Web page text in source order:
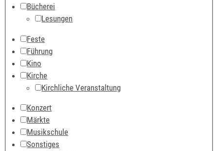
Bücherei
Lesungen
Feste
Führung
Kino
Kirche
Kirchliche Veranstaltung
Konzert
Märkte
Musikschule
Sonstiges